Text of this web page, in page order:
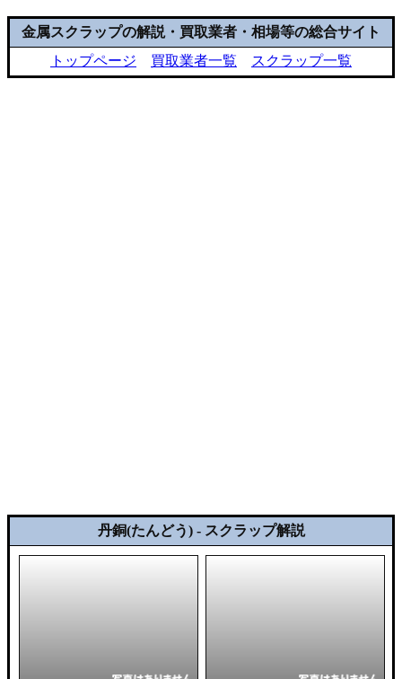
金属スクラップの解説・買取業者・相場等の総合サイト
トップページ
買取業者一覧 スクラップ一覧
丹銅(たんどう) - スクラップ解説